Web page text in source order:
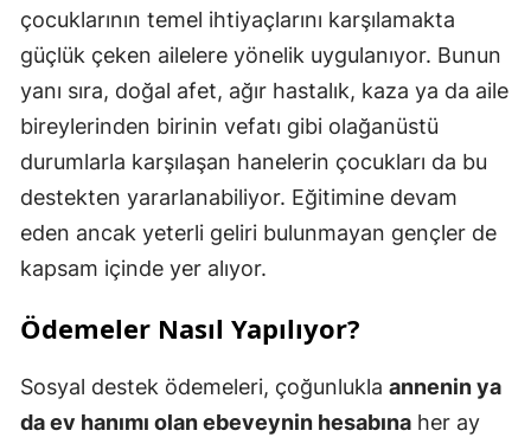
çocuklarının temel ihtiyaçlarını karşılamakta
güçlük çeken ailelere yönelik uygulanıyor. Bunun
yanı sıra, doğal afet, ağır hastalık, kaza ya da aile
bireylerinden birinin vefatı gibi olağanüstü
durumlarla karşılaşan hanelerin çocukları da bu
destekten yararlanabiliyor. Eğitimine devam
eden ancak yeterli geliri bulunmayan gençler de
kapsam içinde yer alıyor.
Ödemeler Nasıl Yapılıyor?
Sosyal destek ödemeleri, çoğunlukla annenin ya
da ev hanımı olan ebeveynin hesabına her ay